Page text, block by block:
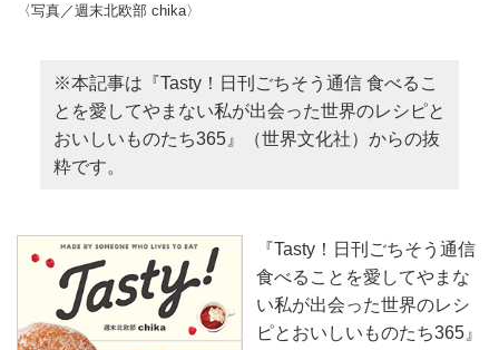
〈写真／週末北欧部 chika〉
※本記事は『Tasty！日刊ごちそう通信 食べるこ
とを愛してやまない私が出会った世界のレシピと
おいしいものたち365』（世界文化社）からの抜
粋です。
『Tasty！日刊ごちそう通信
食べることを愛してやまな
い私が出会った世界のレシ
ピとおいしいものたち365』